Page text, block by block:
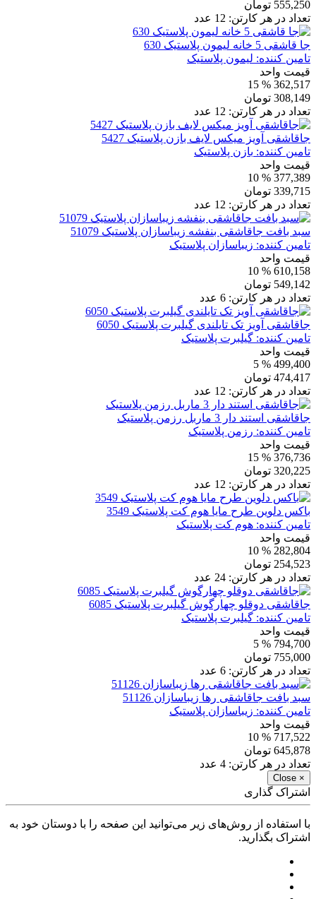
555,250 تومان
تعداد در هر کارتن: 12 عدد
جا قاشقی 5 خانه لیمون پلاستیک 630
تامین کننده: لیمون پلاستیک
قیمت واحد
362,517
% 15
308,149 تومان
تعداد در هر کارتن: 12 عدد
جاقاشقی آویز میکس لایف بازن پلاستیک 5427
تامین کننده: بازن پلاستیک
قیمت واحد
377,389
% 10
339,715 تومان
تعداد در هر کارتن: 12 عدد
سبد بافت جاقاشقی بنفشه زیباسازان پلاستیک 51079
تامین کننده: زیباسازان پلاستیک
قیمت واحد
610,158
% 10
549,142 تومان
تعداد در هر کارتن: 6 عدد
جاقاشقی آویز تک تایلندی گیلبرت پلاستیک 6050
تامین کننده: گیلبرت پلاستیک
قیمت واحد
499,400
% 5
474,417 تومان
تعداد در هر کارتن: 12 عدد
جاقاشقی استند دار 3 ماربل رزمن پلاستیک
تامین کننده: رزمن پلاستیک
قیمت واحد
376,736
% 15
320,225 تومان
تعداد در هر کارتن: 12 عدد
باکس دلوین طرح مایا هوم کت پلاستیک 3549
تامین کننده: هوم کت پلاستیک
قیمت واحد
282,804
% 10
254,523 تومان
تعداد در هر کارتن: 24 عدد
جاقاشقی دوقلو چهارگوش گیلبرت پلاستیک 6085
تامین کننده: گیلبرت پلاستیک
قیمت واحد
794,700
% 5
755,000 تومان
تعداد در هر کارتن: 6 عدد
سبد بافت جاقاشقی رها زیباسازان 51126
تامین کننده: زیباسازان پلاستیک
قیمت واحد
717,522
% 10
645,878 تومان
تعداد در هر کارتن: 4 عدد
×
Close
اشتراک گذاری
با استفاده از روش‌های زیر می‌توانید این صفحه را با دوستان خود به
اشتراک بگذارید.